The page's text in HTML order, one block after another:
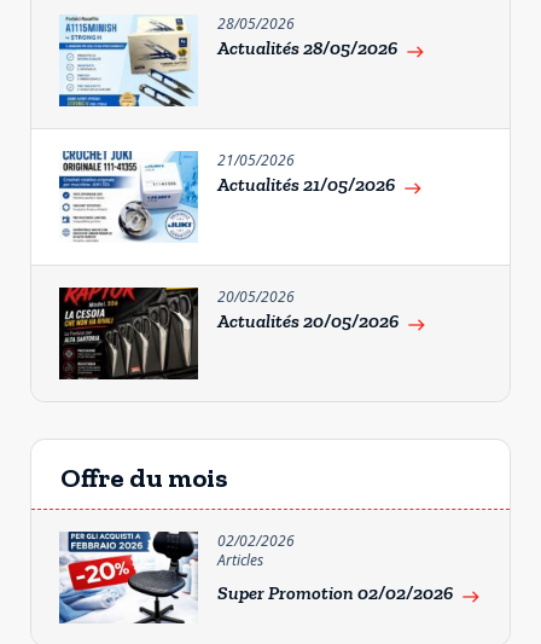
28/05/2026
Actualités 28/05/2026 east
21/05/2026
Actualités 21/05/2026 east
20/05/2026
Actualités 20/05/2026 east
Offre du mois
02/02/2026
Articles
Super Promotion 02/02/2026 east